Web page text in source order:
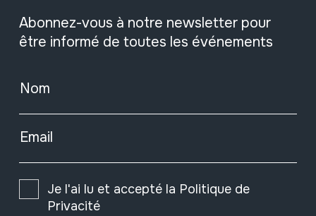
Abonnez-vous à notre newsletter pour
être informé de toutes les événements
Nom
Email
Je l'ai lu et accepté la Politique de
Privacité